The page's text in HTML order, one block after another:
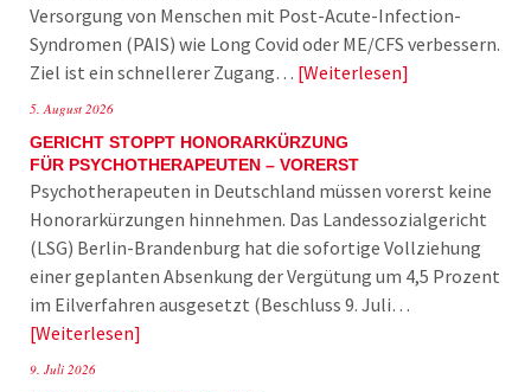
Versorgung von Menschen mit Post-Acute-Infection-
Syndromen (PAIS) wie Long Covid oder ME/CFS verbessern.
Ziel ist ein schnellerer Zugang… Weiterlesen
5. August 2026
GERICHT STOPPT HONORARKÜRZUNG
FÜR PSYCHOTHERAPEUTEN – VORERST
Psychotherapeuten in Deutschland müssen vorerst keine
Honorarkürzungen hinnehmen. Das Landessozialgericht
(LSG) Berlin-Brandenburg hat die sofortige Vollziehung
einer geplanten Absenkung der Vergütung um 4,5 Prozent
im Eilverfahren ausgesetzt (Beschluss 9. Juli…
Weiterlesen
9. Juli 2026